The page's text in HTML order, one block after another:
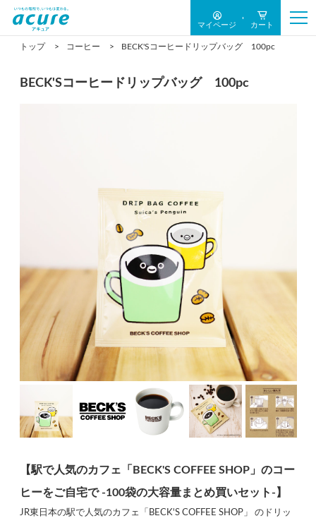
マイページ カート
トップ コーヒー BECK'Sコーヒードリップバッグ 100pc
BECK'Sコーヒードリップバッグ 100pc
【駅で人気のカフェ「BECK'S COFFEE SHOP」のコー
ヒーをご自宅で -100袋の大容量まとめ買いセット-】
JR東日本の駅で人気のカフェ「BECK'S COFFEE SHOP」 のドリッ